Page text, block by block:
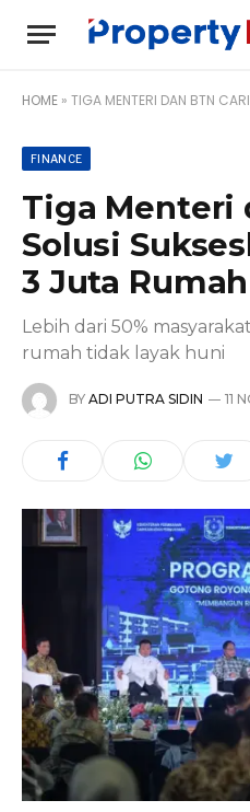
HOME » TIGA MENTERI DAN BTN CARI
FINANCE
Tiga Menteri
Solusi
3 Juta Rumah
Lebih dari 50%
rumah tidak layak huni
BY ADI PUTRA SIDIN 11